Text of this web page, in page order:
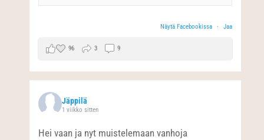
Näytä Facebookissa · Jaa
96 3 9
Jäppilä
1 viikko sitten
Hei vaan ja nyt muistelemaan vanhoja